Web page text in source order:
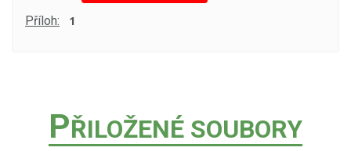
Příloh: 1
PŘILOŽENÉ SOUBORY